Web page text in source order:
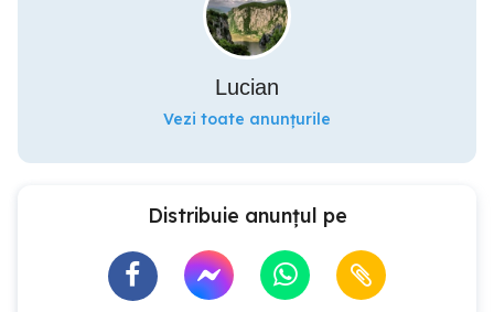
Lucian
Vezi toate anunțurile
Distribuie anunțul pe